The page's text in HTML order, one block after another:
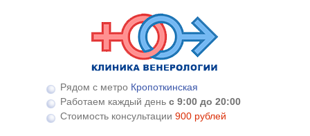
Рядом с метро Кропоткинская
Работаем каждый день с 9:00 до 20:00
Стоимость консультации 900 рублей